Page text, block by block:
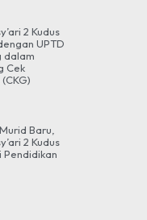
2 Kudus
UPTD
dalam
Cek
Baru,
2 Kudus
Pendidikan